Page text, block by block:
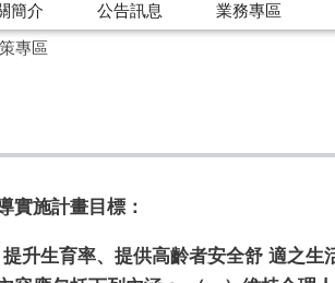
簡介 公告訊息 業務專區
專區
實施計畫目標 ：
升生育率、提供高齡者安全舒 適之